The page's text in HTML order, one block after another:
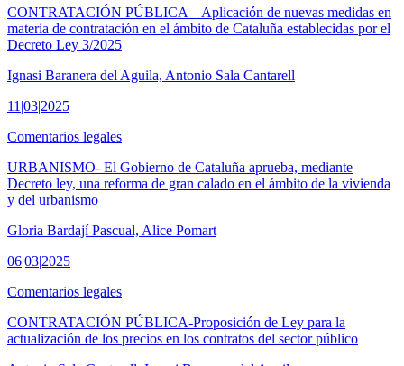
CONTRATACIÓN PÚBLICA – Aplicación de nuevas medidas en
materia de contratación en el ámbito de Cataluña establecidas por el
Decreto Ley 3/2025
Ignasi Baranera del Aguila, Antonio Sala Cantarell
11|03|2025
Comentarios legales
URBANISMO- El Gobierno de Cataluña aprueba, mediante
Decreto ley, una reforma de gran calado en el ámbito de la vivienda
y del urbanismo
Gloria Bardají Pascual, Alice Pomart
06|03|2025
Comentarios legales
CONTRATACIÓN PÚBLICA-Proposición de Ley para la
actualización de los precios en los contratos del sector público